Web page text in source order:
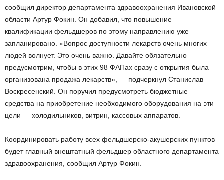
сообщил директор департамента здравоохранения Ивановской
области Артур Фокин. Он добавил, что повышение
квалификации фельдшеров по этому направлению уже
запланировано. «Вопрос доступности лекарств очень многих
людей волнует. Это очень важно. Давайте обязательно
предусмотрим, чтобы в этих 98 ФАПах сразу с открытия была
организована продажа лекарств», — подчеркнул Станислав
Воскресенский. Он поручил предусмотреть бюджетные
средства на приобретение необходимого оборудования на эти
цели — холодильников, витрин, кассовых аппаратов.
Координировать работу всех фельдшерско-акушерских пунктов
будет главный внештатный фельдшер областного департамента
здравоохранения, сообщил Артур Фокин.